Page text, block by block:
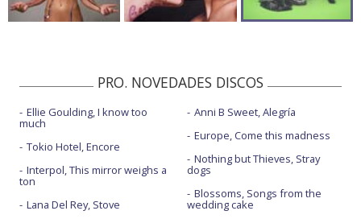
PRO. NOVEDADES DISCOS
Ellie Goulding, I know too
much
Tokio Hotel, Encore
Interpol, This mirror weighs a
ton
Lana Del Rey, Stove
Anni B Sweet, Alegría
Europe, Come this madness
Nothing but Thieves, Stray
dogs
Blossoms, Songs from the
wedding cake